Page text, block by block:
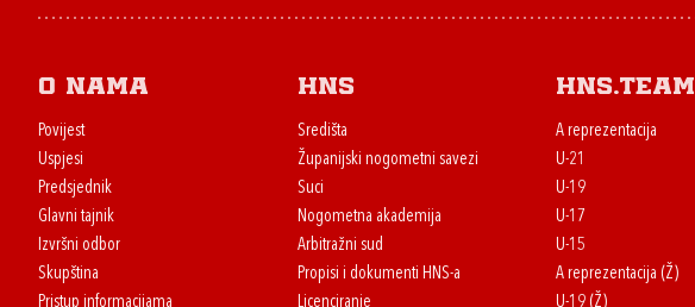
O nama
Povijest
Uspjesi
Predsjednik
Glavni tajnik
Izvršni odbor
Skupština
Pristup informacijama
HNS
Središta
Županijski nogometni savezi
Suci
Nogometna akademija
Arbitražni sud
Propisi i dokumenti HNS-a
Licenciranje
HNS.team
A reprezentacija
U-21
U-19
U-17
U-15
A reprezentacija (Ž)
U-19 (Ž)